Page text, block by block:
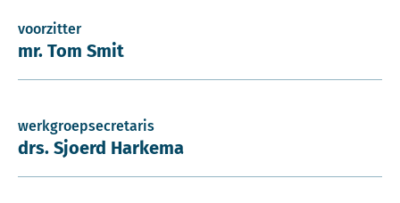
voorzitter
mr. Tom Smit
werkgroepsecretaris
drs. Sjoerd Harkema